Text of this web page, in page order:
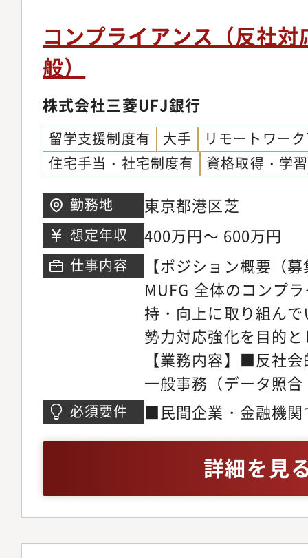
モデル開発、モデル
に関する実務経験を
し、専門性を高める
ない方も学べる機会
あれば歓迎します。
あります。本人の志
門性を認定する人事
すこともできます。
コンプライアンス（反社
般）
株式会社三菱UFJ銀行
留学支援制度有 大手
リモートワー
住宅手当・社宅制度有
資格取得・学
勤務地 東京都港区芝
想定年収 400万円～ 600万円
仕事内容
【ポジション概要（
MUFG 全体のコンプ
持・向上に取り組ん
勢力対応強化を目的
【業務内容】■反社
一般事務（データ照
処理、計数管理■反社
一切なし【魅力】■
行の信頼・信用を守
る反社会的勢力との
担う、大変やりがい
業時間30時間程度、
必須要件
■民間企業・金融機関
PC（Word・Excel
詳細を見